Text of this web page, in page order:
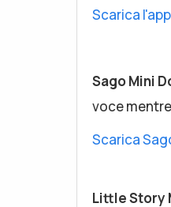
Scarica
Sago Mini
voce
Scarica
Little Story